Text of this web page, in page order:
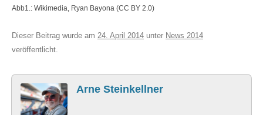
Abb1.: Wikimedia, Ryan Bayona (CC BY 2.0)
Dieser Beitrag wurde am 24. April 2014 unter News 2014
veröffentlicht.
Arne Steinkellner